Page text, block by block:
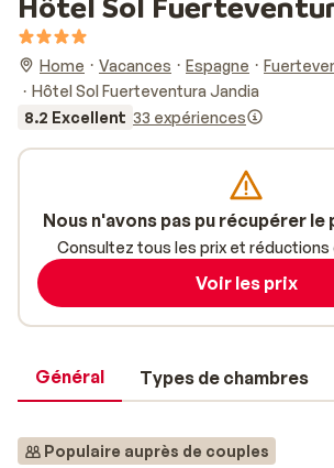
Home Vacances Espagne
Hôtel Sol Fuerteventura Jandia
8.2 Excellent 33 expériences
Général Types de chambres
Populaire auprès de couples
Nous n'avons pas pu récupérer
Consultez tous les prix et réductions
Voir les prix